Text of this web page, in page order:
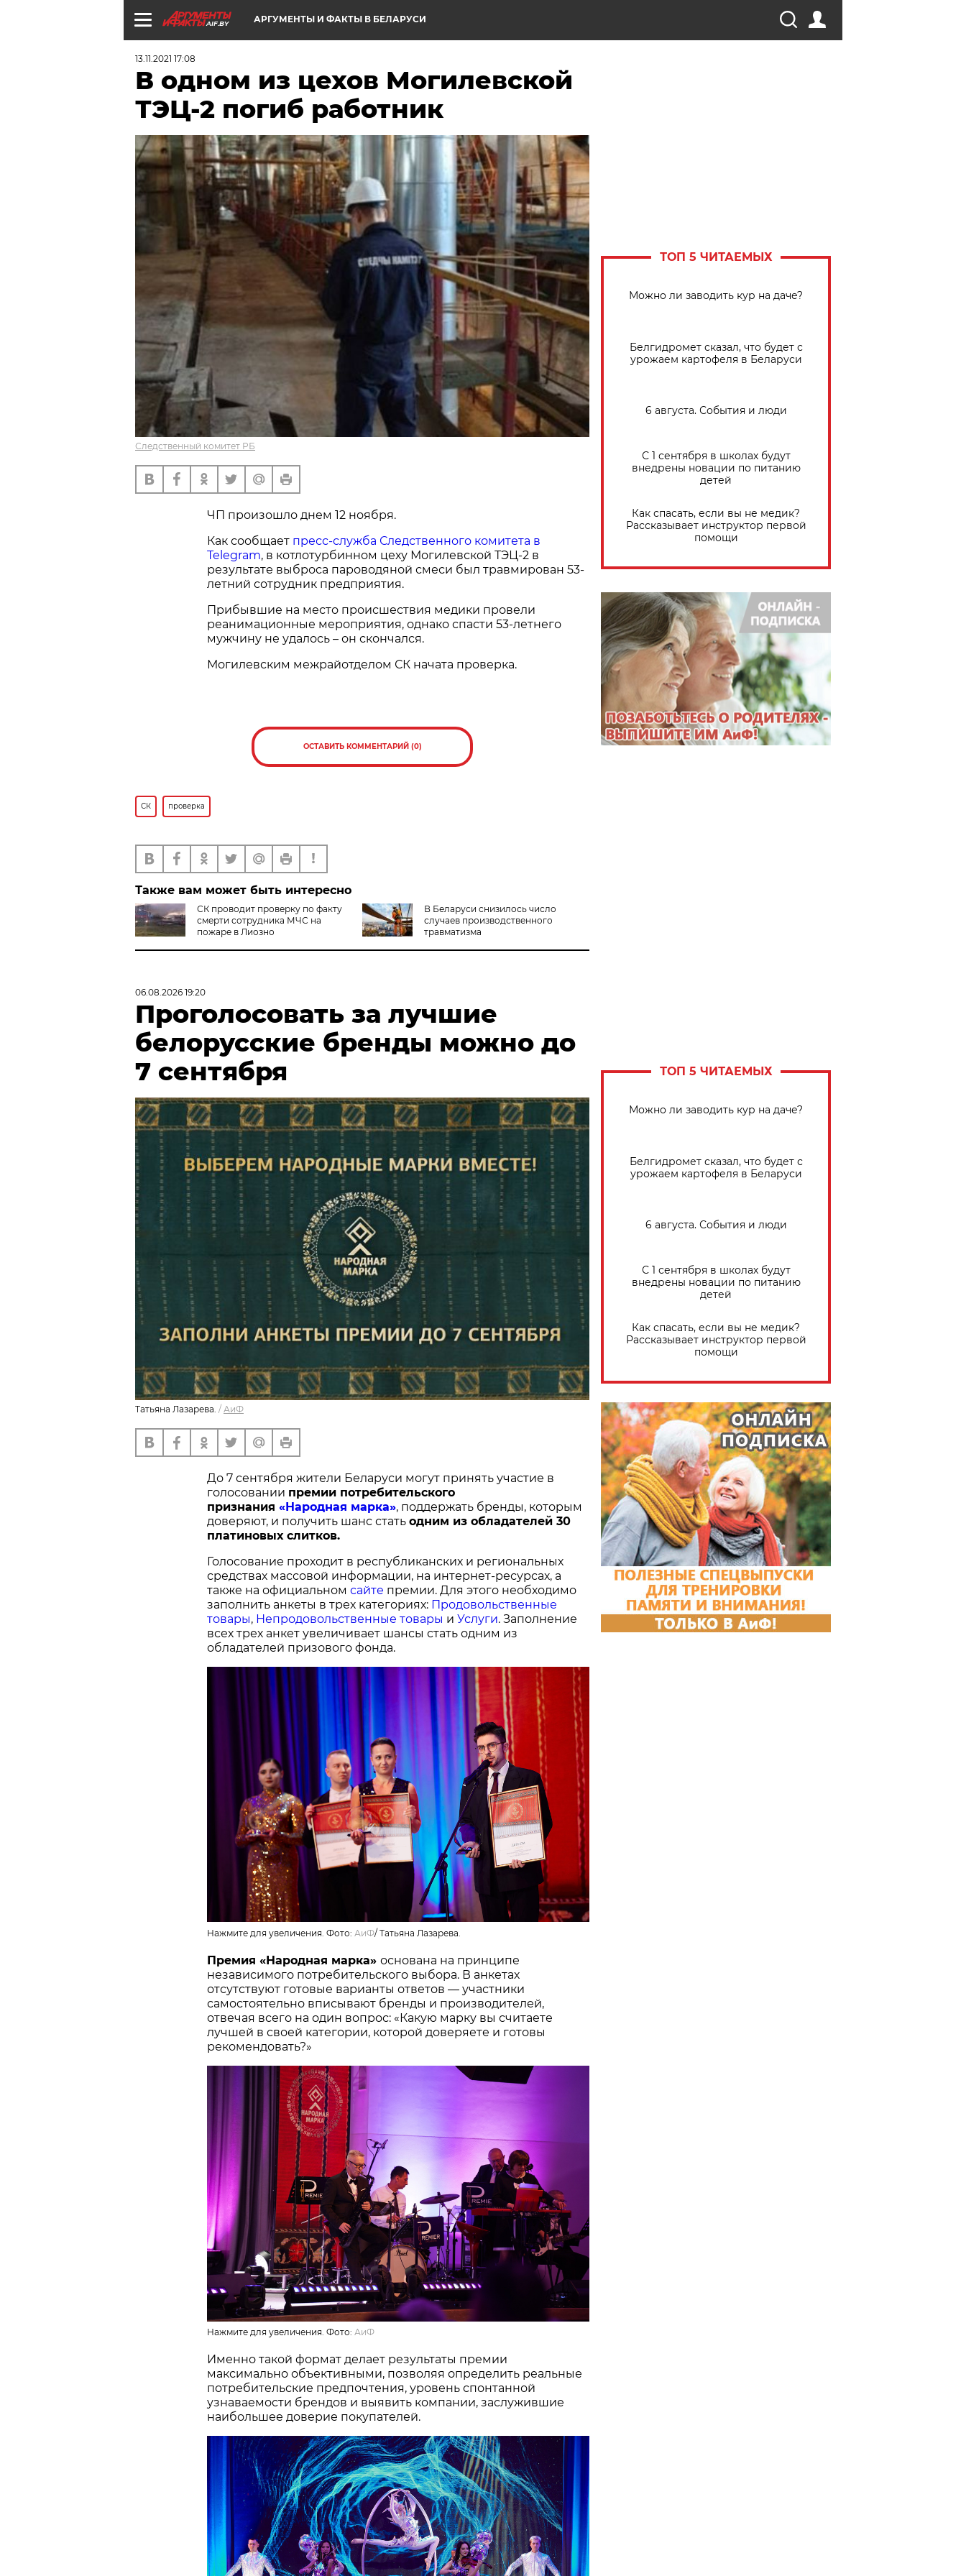
AIF.BY АРГУМЕНТЫ И ФАКТЫ В БЕЛАРУСИ
13.11.2021 17:08
В одном из цехов Могилевской
ТЭЦ-2 погиб работник
Следственный комитет РБ
ЧП произошло днем 12 ноября.
Как сообщает пресс-служба Следственного комитета в
Telegram, в котлотурбинном цеху Могилевской ТЭЦ-2 в
результате выброса пароводяной смеси был травмирован 53-
летний сотрудник предприятия.
Прибывшие на место происшествия медики провели
реанимационные мероприятия, однако спасти 53-летнего
мужчину не удалось – он скончался.
Могилевским межрайотделом СК начата проверка.
ОСТАВИТЬ КОММЕНТАРИЙ (0)
СК проверка
Также вам может быть интересно
СК проводит проверку по факту
смерти сотрудника МЧС на
пожаре в Лиозно
В Беларуси снизилось число
случаев производственного
травматизма
ТОП 5 ЧИТАЕМЫХ
Можно ли заводить кур на даче?
Белгидромет сказал, что будет с
урожаем картофеля в Беларуси
6 августа. События и люди
С 1 сентября в школах будут
внедрены новации по питанию
детей
Как спасать, если вы не медик?
Рассказывает инструктор первой
помощи
06.08.2026 19:20
Проголосовать за лучшие
белорусские бренды можно до
7 сентября
Татьяна Лазарева. / АиФ
До 7 сентября жители Беларуси могут принять участие в
голосовании премии потребительского
признания «Народная марка», поддержать бренды, которым
доверяют, и получить шанс стать одним из обладателей 30
платиновых слитков.
Голосование проходит в республиканских и региональных
средствах массовой информации, на интернет-ресурсах, а
также на официальном сайте премии. Для этого необходимо
заполнить анкеты в трех категориях: Продовольственные
товары, Непродовольственные товары и Услуги. Заполнение
всех трех анкет увеличивает шансы стать одним из
обладателей призового фонда.
Нажмите для увеличения. Фото: АиФ/ Татьяна Лазарева.
Премия «Народная марка» основана на принципе
независимого потребительского выбора. В анкетах
отсутствуют готовые варианты ответов — участники
самостоятельно вписывают бренды и производителей,
отвечая всего на один вопрос: «Какую марку вы считаете
лучшей в своей категории, которой доверяете и готовы
рекомендовать?»
Нажмите для увеличения. Фото: АиФ
Именно такой формат делает результаты премии
максимально объективными, позволяя определить реальные
потребительские предпочтения, уровень спонтанной
узнаваемости брендов и выявить компании, заслужившие
наибольшее доверие покупателей.
ТОП 5 ЧИТАЕМЫХ
Можно ли заводить кур на даче?
Белгидромет сказал, что будет с
урожаем картофеля в Беларуси
6 августа. События и люди
С 1 сентября в школах будут
внедрены новации по питанию
детей
Как спасать, если вы не медик?
Рассказывает инструктор первой
помощи